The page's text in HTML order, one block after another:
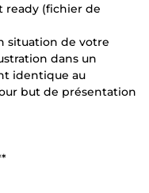
ready (fichier de
situation de votre
dans un
identique au
but de présentation